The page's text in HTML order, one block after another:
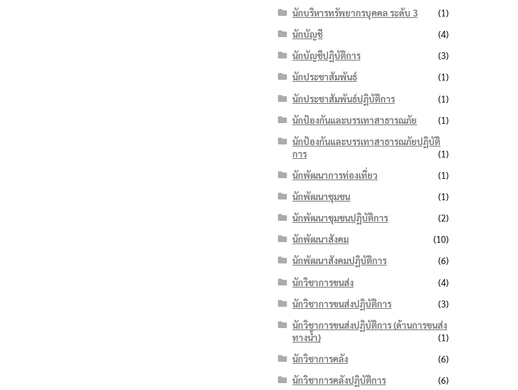
นักบริหารทรัพยากรบุคคล ระดับ 3
(1)
นักบัญชี
(4)
นักบัญชีปฏิบัติการ
(3)
นักประชาสัมพันธ์
(1)
นักประชาสัมพันธ์ปฏิบัติการ
(1)
นักป้องกันและบรรเทาสาธารณภัย
(1)
นักป้องกันและบรรเทาสาธารณภัยปฏิบัติ
การ
(1)
นักพัฒนาการท่องเที่ยว
(1)
นักพัฒนาชุมชน
(1)
นักพัฒนาชุมชนปฏิบัติการ
(2)
นักพัฒนาสังคม
(10)
นักพัฒนาสังคมปฏิบัติการ
(6)
นักวิชาการขนส่ง
(4)
นักวิชาการขนส่งปฏิบัติการ
(3)
นักวิชาการขนส่งปฏิบัติการ (ด้านการขนส่ง
ทางน้ำ)
(1)
นักวิชาการคลัง
(6)
นักวิชาการคลังปฏิบัติการ
(6)